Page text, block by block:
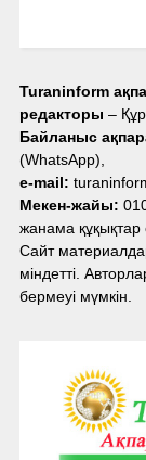
Turaninform
редакторы –
Байланыс
(WhatsApp),
e-mail:
Мекен-жайы:
жанама құқықтар
Сайт
міндетті.
бермеуі мүмкін.